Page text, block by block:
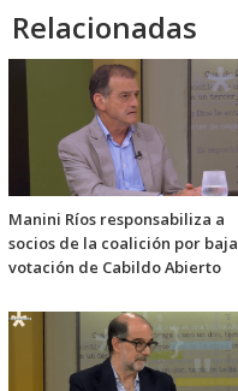
Relacionadas
Manini Ríos responsabiliza a
socios de la coalición por baja
votación de Cabildo Abierto